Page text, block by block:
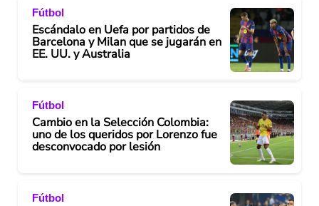
Fútbol
Escándalo en Uefa por partidos de
Barcelona y Milan que se jugarán en
EE. UU. y Australia
Fútbol
Cambio en la Selección Colombia:
uno de los queridos por Lorenzo fue
desconvocado por lesión
Fútbol